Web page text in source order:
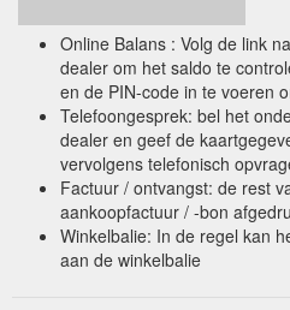
Online Balans : Volg de link
dealer om het saldo te
en de PIN-code in te voeren
Telefoongesprek: bel het
dealer en geef de
vervolgens telefonisch
Factuur / ontvangst: de rest
aankoopfactuur / -bon
Winkelbalie: In de regel kan
aan de winkelbalie